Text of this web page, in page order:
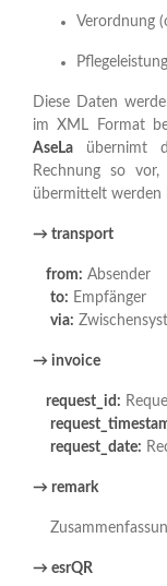
Verordnung
Diese Daten
im XML Format
AseLa übernimt
Rechnung so
übermittelt werden
→ transport
from: Absender
to: Empfänger
via:
→ invoice
request_id:
request_date:
→ remark
→ esrQR